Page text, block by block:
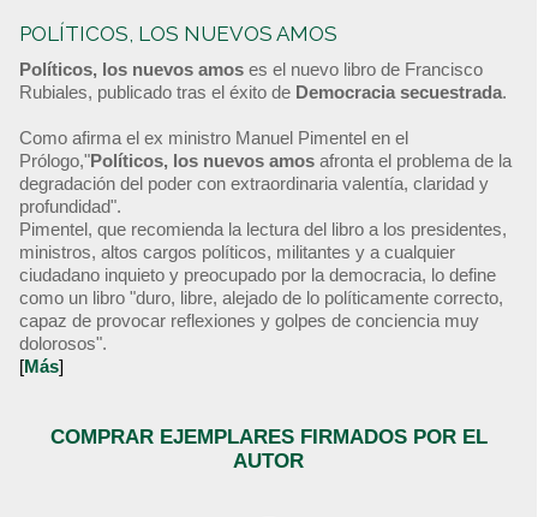
POLÍTICOS, LOS NUEVOS AMOS
Políticos, los nuevos amos es el nuevo libro de Francisco
Rubiales, publicado tras el éxito de Democracia secuestrada.
Como afirma el ex ministro Manuel Pimentel en el
Prólogo,"Políticos, los nuevos amos afronta el problema de la
degradación del poder con extraordinaria valentía, claridad y
profundidad".
Pimentel, que recomienda la lectura del libro a los presidentes,
ministros, altos cargos políticos, militantes y a cualquier
ciudadano inquieto y preocupado por la democracia, lo define
como un libro "duro, libre, alejado de lo políticamente correcto,
capaz de provocar reflexiones y golpes de conciencia muy
dolorosos".
[Más]
COMPRAR EJEMPLARES FIRMADOS POR EL
AUTOR